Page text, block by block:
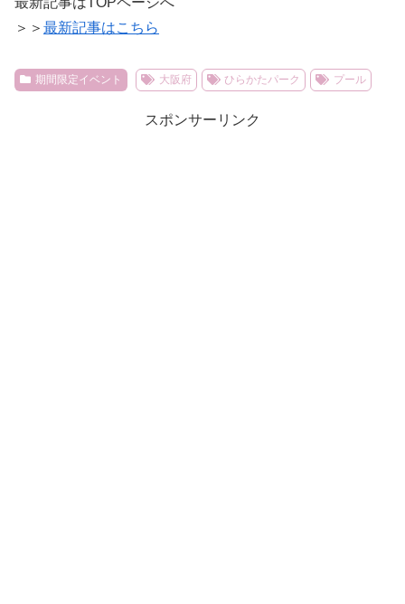
＞＞ 最新記事はこちら
期間限定イベント 大阪府 ひらかたパーク プール
スポンサーリンク